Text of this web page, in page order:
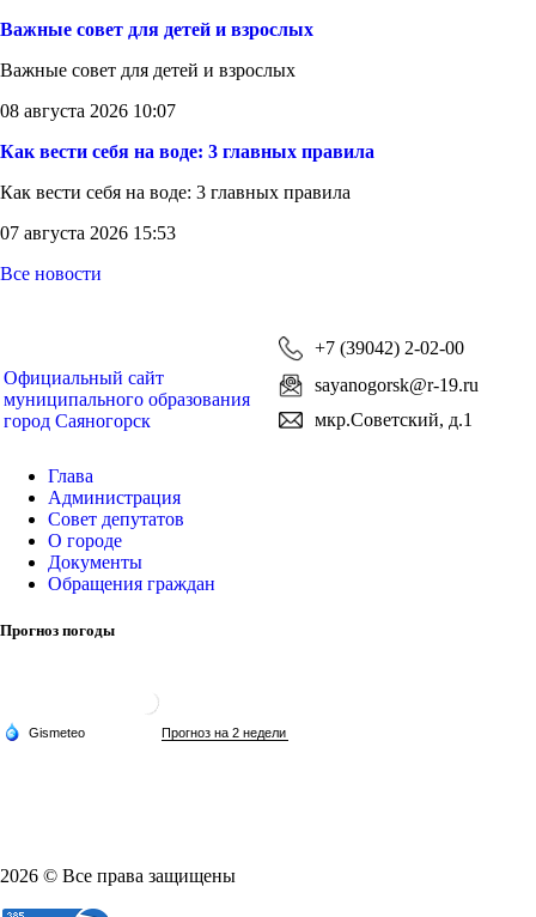
Важные совет для детей и взрослых
Важные совет для детей и взрослых
08 августа 2026 10:07
Как вести себя на воде: 3 главных правила
Как вести себя на воде: 3 главных правила
07 августа 2026 15:53
Все новости
Официальный сайт
муниципального образования
город Саяногорск
+7 (39042) 2-02-00
sayanogorsk@r-19.ru
мкр.Советский, д.1
Глава
Администрация
Совет депутатов
О городе
Документы
Обращения граждан
Прогноз погоды
2026 © Все права защищены